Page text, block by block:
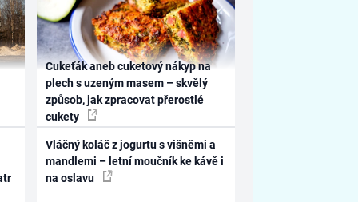
Cukeťák aneb cuketový nákyp na
plech s uzeným masem – skvělý
způsob, jak zpracovat přerostlé
cukety
Vláčný koláč z jogurtu s višněmi a
mandlemi – letní moučník ke kávě i
na oslavu